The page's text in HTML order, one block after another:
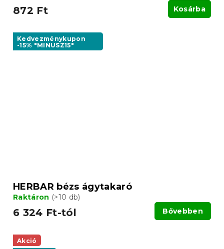
872 Ft Kosárba
Kedvezménykupon
-15% "MINUSZ15"
HERBAR bézs ágytakaró
Raktáron (>10 db)
6 324 Ft-tól Bővebben
Akció